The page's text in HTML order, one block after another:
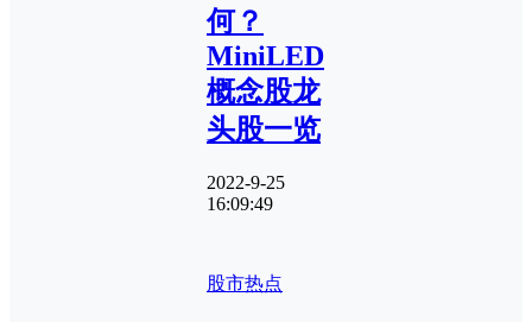
何？
MiniLED
概念股龙
头股一览
2022-9-25
16:09:49
股市热点